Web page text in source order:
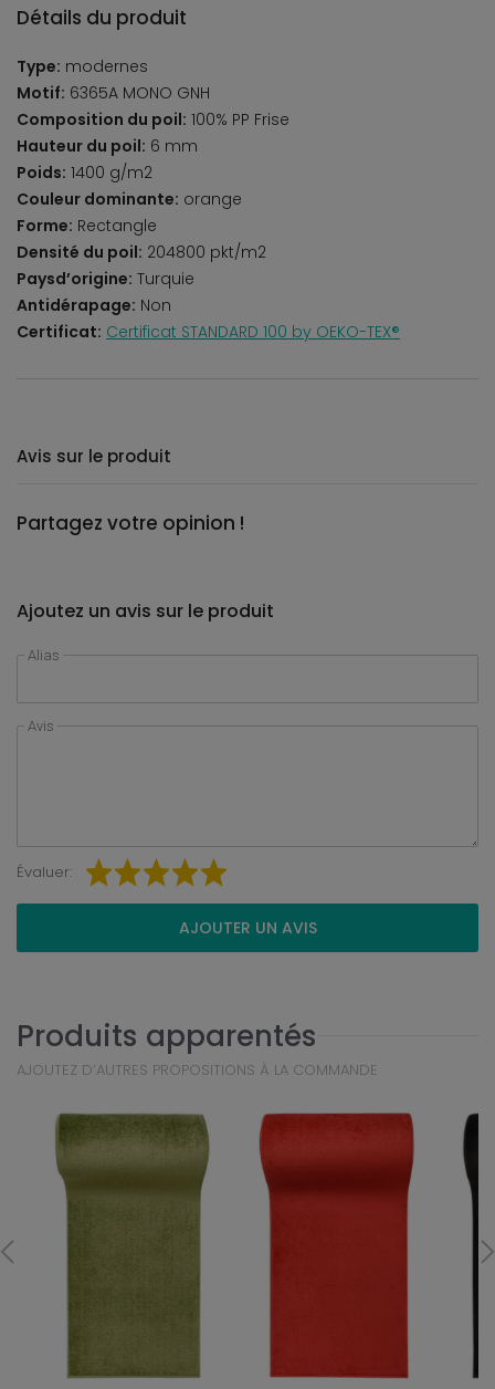
Détails du produit
Type: modernes
Motif: 6365A MONO GNH
Composition du poil: 100% PP Frise
Hauteur du poil: 6 mm
Poids: 1400 g/m2
Couleur dominante: orange
Forme: Rectangle
Densité du poil: 204800 pkt/m2
Paysd’origine: Turquie
Antidérapage: Non
Certificat: Certificat STANDARD 100 by OEKO-TEX®
Avis sur le produit
Partagez votre opinion !
Ajoutez un avis sur le produit
Alias
Avis
Évaluer:
AJOUTER UN AVIS
Produits apparentés
AJOUTEZ D’AUTRES PROPOSITIONS À LA COMMANDE